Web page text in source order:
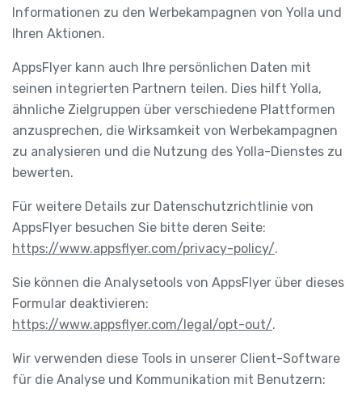
Informationen zu den Werbekampagnen von Yolla und
Ihren Aktionen.
AppsFlyer kann auch Ihre persönlichen Daten mit
seinen integrierten Partnern teilen. Dies hilft Yolla,
ähnliche Zielgruppen über verschiedene Plattformen
anzusprechen, die Wirksamkeit von Werbekampagnen
zu analysieren und die Nutzung des Yolla-Dienstes zu
bewerten.
Für weitere Details zur Datenschutzrichtlinie von
AppsFlyer besuchen Sie bitte deren Seite:
https://www.appsflyer.com/privacy-policy/.
Sie können die Analysetools von AppsFlyer über dieses
Formular deaktivieren:
https://www.appsflyer.com/legal/opt-out/.
Wir verwenden diese Tools in unserer Client-Software
für die Analyse und Kommunikation mit Benutzern: